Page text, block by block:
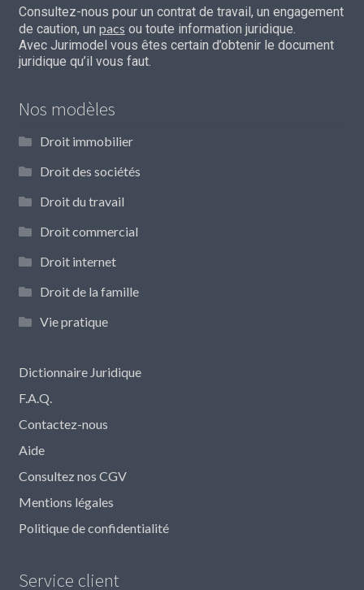
Consultez-nous pour un contrat de travail, un engagement
de caution, un pacs ou toute information juridique.
Avec Jurimodel vous êtes certain d’obtenir le document
juridique qu’il vous faut.
Nos modèles
Droit immobilier
Droit des sociétés
Droit du travail
Droit commercial
Droit internet
Droit de la famille
Vie pratique
Dictionnaire Juridique
F.A.Q.
Contactez-nous
Aide
Consultez nos CGV
Mentions légales
Politique de confidentialité
Service client